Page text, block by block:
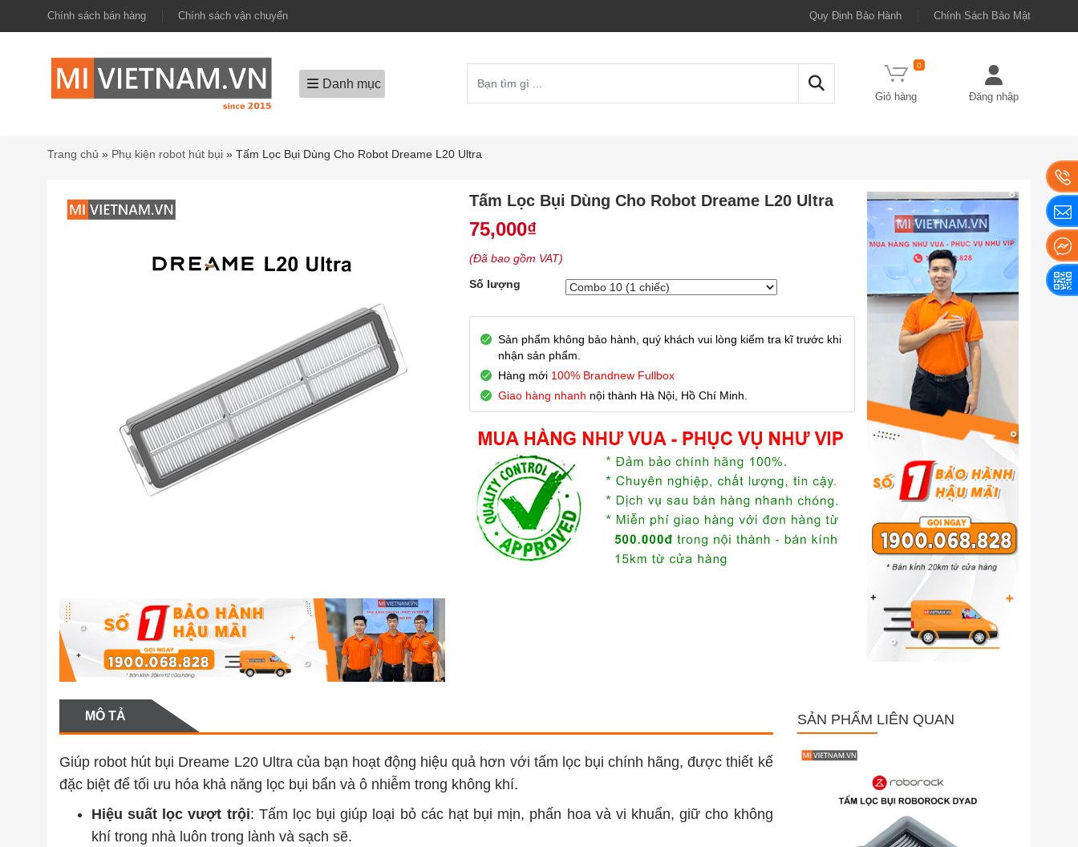
Chính sách bán hàng Chính sách vận chuyển Quy Định Bảo Hành Chính Sách Bảo Mật
Danh mục
Giỏ hàng
0
Đăng nhập
Trang chủ » Phụ kiện robot hút bụi » Tấm Lọc Bụi Dùng Cho Robot Dreame L20 Ultra
Tấm Lọc Bụi Dùng Cho Robot Dreame L20 Ultra
75,000₫
(Đã bao gồm VAT)
Số lượng
Sản phẩm không bảo hành, quý khách vui lòng kiểm tra kĩ trước khi
nhận sản phẩm.
Hàng mới 100% Brandnew Fullbox
Giao hàng nhanh nội thành Hà Nội, Hồ Chí Minh.
MÔ TẢ
Giúp robot hút bụi Dreame L20 Ultra của bạn hoạt động hiệu quả hơn với tấm lọc bụi chính hãng, được thiết kế
đặc biệt để tối ưu hóa khả năng lọc bụi bẩn và ô nhiễm trong không khí.
Hiệu suất lọc vượt trội: Tấm lọc bụi giúp loại bỏ các hạt bụi mịn, phấn hoa và vi khuẩn, giữ cho không
khí trong nhà luôn trong lành và sạch sẽ.
SẢN PHẨM LIÊN QUAN